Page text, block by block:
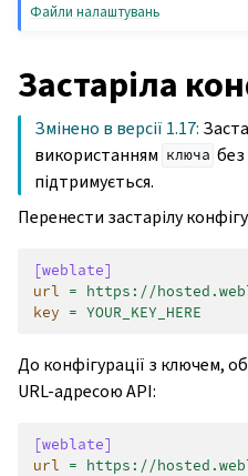
Файли налаштувань
Застаріла
Змінено в версії 1.17:
використанням ключа без
підтримується.
Перенести застарілу
[weblate]
url = https://
key = YOUR_KEY_HERE
До конфігурації з ключем,
URL-адресою API:
[weblate]
url = https://